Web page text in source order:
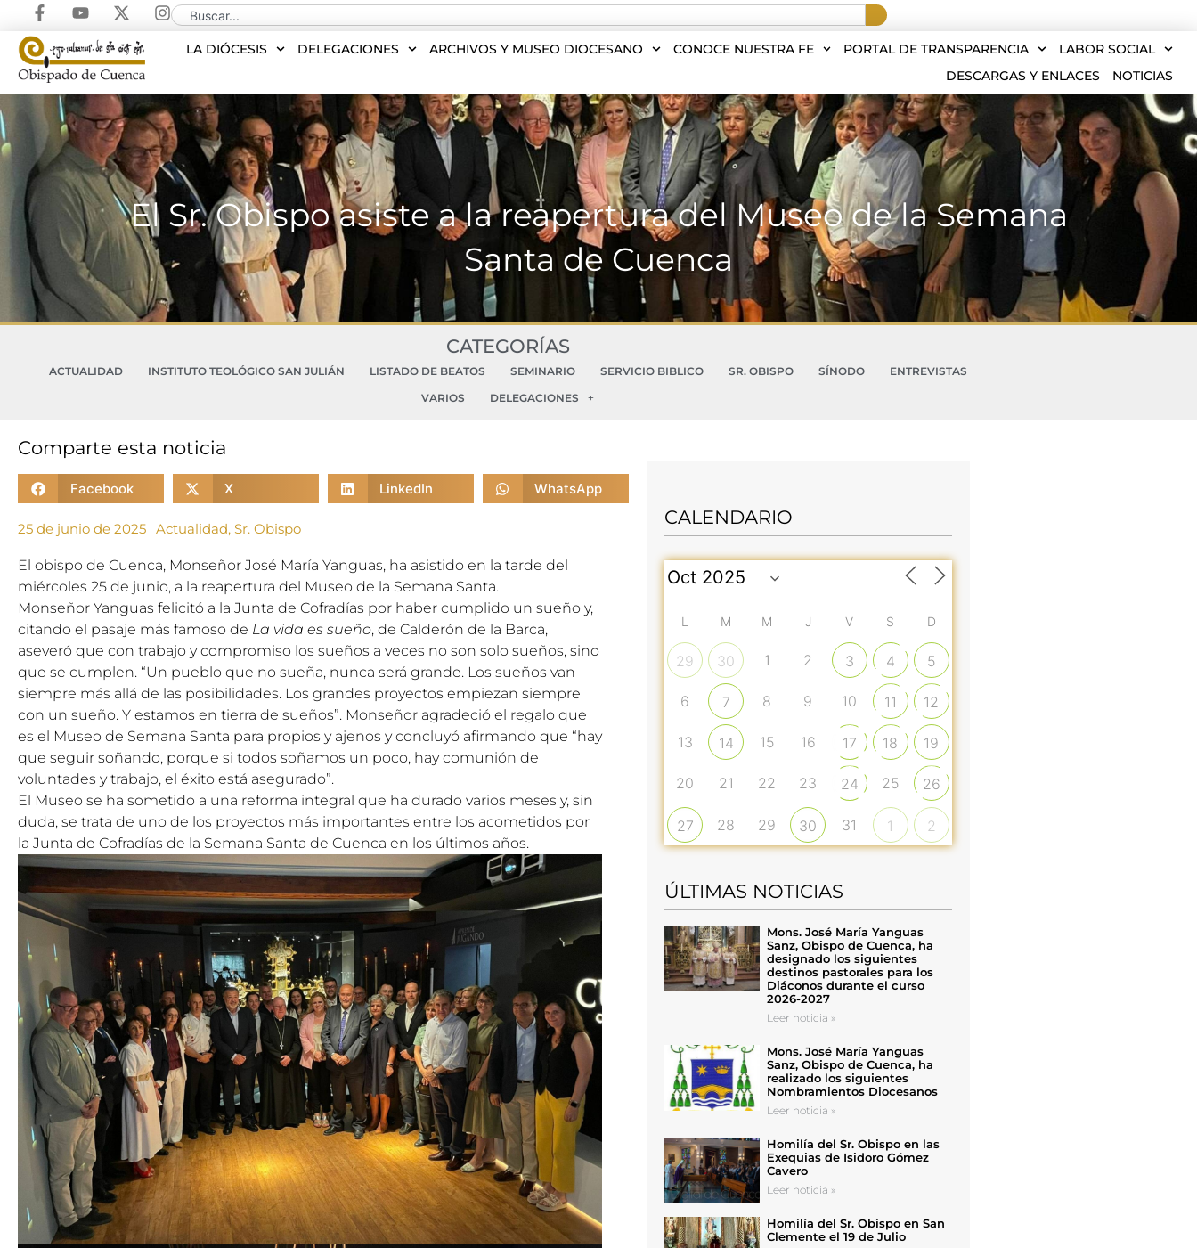
LA DIÓCESIS DELEGACIONES ARCHIVOS Y MUSEO DIOCESANO CONOCE NUESTRA FE PORTAL DE TRANSPARENCIA
LABOR SOCIAL
DESCARGAS Y ENLACES
NOTICIAS
El Sr. Obispo asiste a la reapertura del Museo de la Semana
Santa de Cuenca
CATEGORÍAS
ACTUALIDAD INSTITUTO TEOLÓGICO SAN JULIÁN LISTADO DE BEATOS SEMINARIO SERVICIO BIBLICO SR. OBISPO SÍNODO
ENTREVISTAS
VARIOS
DELEGACIONES
Comparte esta noticia
Facebook X LinkedIn WhatsApp
25 de junio de 2025 Actualidad, Sr. Obispo
El obispo de Cuenca, Monseñor José María Yanguas, ha asistido en la tarde del
miércoles 25 de junio, a la reapertura del Museo de la Semana Santa.
Monseñor Yanguas felicitó a la Junta de Cofradías por haber cumplido un sueño y,
citando el pasaje más famoso de La vida es sueño, de Calderón de la Barca,
aseveró que con trabajo y compromiso los sueños a veces no son solo sueños, sino
que se cumplen. “Un pueblo que no sueña, nunca será grande. Los sueños van
siempre más allá de las posibilidades. Los grandes proyectos empiezan siempre
con un sueño. Y estamos en tierra de sueños”. Monseñor agradeció el regalo que
es el Museo de Semana Santa para propios y ajenos y concluyó afirmando que “hay
que seguir soñando, porque si todos soñamos un poco, hay comunión de
voluntades y trabajo, el éxito está asegurado”.
El Museo se ha sometido a una reforma integral que ha durado varios meses y, sin
duda, se trata de uno de los proyectos más importantes entre los acometidos por
la Junta de Cofradías de la Semana Santa de Cuenca en los últimos años.
CALENDARIO
L M M J V S D
29 30 1 2 3 4 5
6 7 8 9 10 11 12
13 14 15 16 17 18 19
20 21 22 23 24 25 26
27 28 29 30 31 1 2
ÚLTIMAS NOTICIAS
Mons. José María Yanguas
Sanz, Obispo de Cuenca, ha
designado los siguientes
destinos pastorales para los
Diáconos durante el curso
2026-2027
Leer noticia »
Mons. José María Yanguas
Sanz, Obispo de Cuenca, ha
realizado los siguientes
Nombramientos Diocesanos
Leer noticia »
Homilía del Sr. Obispo en las
Exequias de Isidoro Gómez
Cavero
Leer noticia »
Homilía del Sr. Obispo en San
Clemente el 19 de Julio